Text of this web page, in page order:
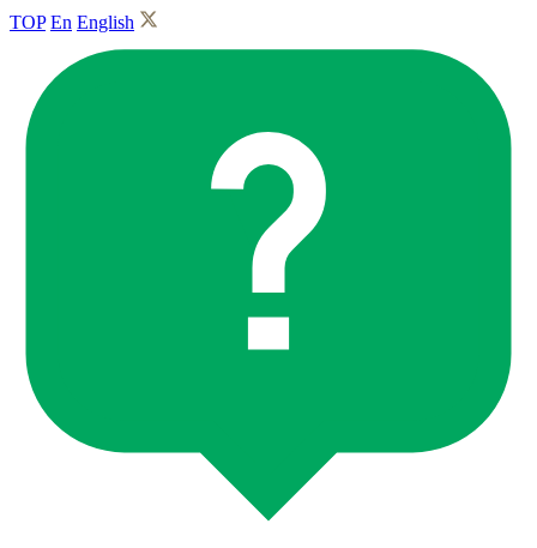
TOP En English